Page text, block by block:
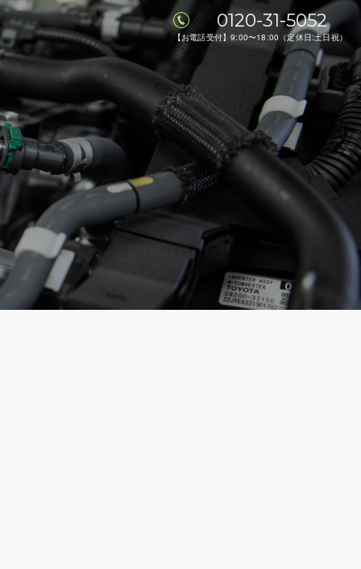
0120-31-5052
【お電話受付】9:00〜18:00（定休日:土日祝）